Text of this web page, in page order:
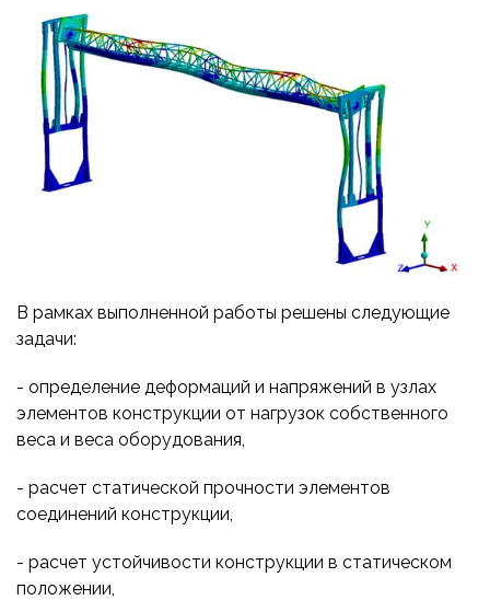
В рамках выполненной работы решены следующие
задачи:
- определение деформаций и напряжений в узлах
элементов конструкции от нагрузок собственного
веса и веса оборудования,
- расчет статической прочности элементов
соединений конструкции,
- расчет устойчивости конструкции в статическом
положении,